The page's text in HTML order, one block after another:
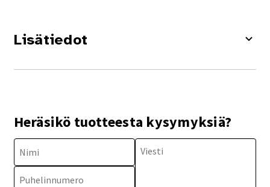
Lisätiedot
Heräsikö tuotteesta kysymyksiä?